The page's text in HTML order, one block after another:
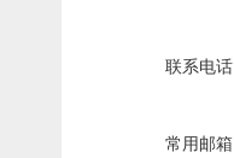
联系电
常用邮